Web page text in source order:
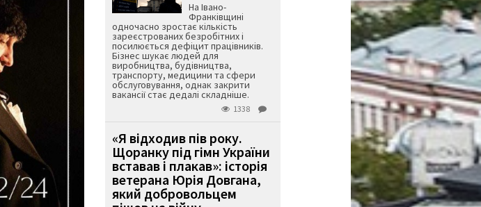
На Івано-
Франківщині
одночасно зростає кількість
зареєстрованих безробітних і
посилюється дефіцит працівників.
Бізнес шукає людей для
виробництва, будівництва,
транспорту, медицини та сфери
обслуговування, однак закрити
вакансії стає дедалі складніше.
1338
«Я відходив пів року.
Щоранку під гімн України
вставав і плакав»: історія
ветерана Юрія Довгана,
який добровольцем